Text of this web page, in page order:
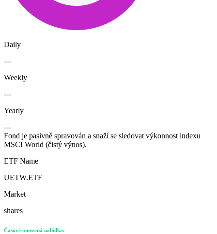
Daily
---
Weekly
---
Yearly
---
Fond je pasivně spravován a snaží se sledovat výkonnost indexu
MSCI World (čistý výnos).
ETF Name
UETW.ETF
Market
shares
Časově omezená nabídka: